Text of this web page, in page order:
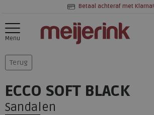
Betaal achteraf met Klarna!
Menu
Terug
ECCO SOFT BLACK
Sandalen